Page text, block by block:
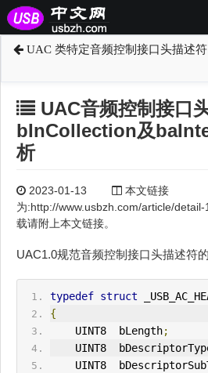
UAC 类特定音频控制接口头描述符
UAC音频控制接口
bInCollection及
析
2023-01-13
本文链接
为:http://www.usbzh.com/article/
载请附上本文链接。
UAC1.0规范音频控制接口头描述符
typedef struct
{
    U
INT8  bLength;
    U
INT8
    U
INT8